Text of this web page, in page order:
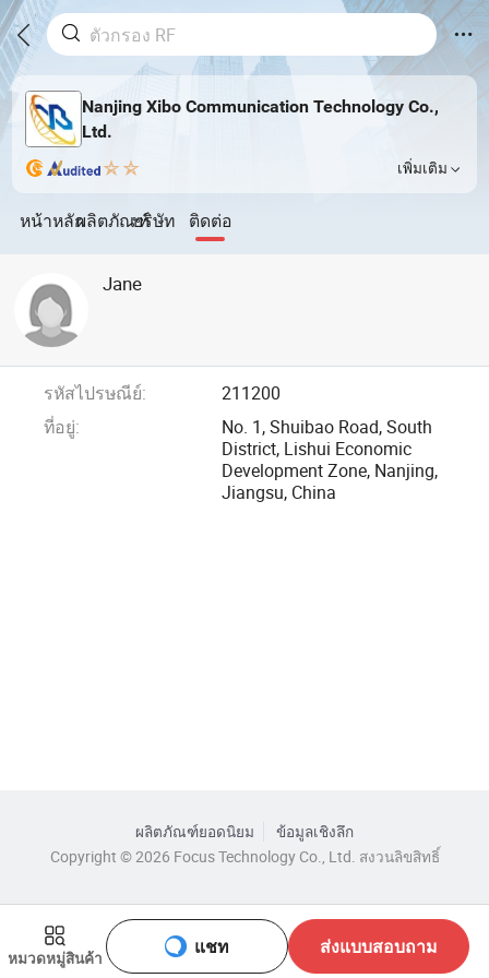
Nanjing Xibo Communication Technology Co.,
Ltd.
เพิ่มเติม
หน้าหลักผลิตภัณฑ์บริษัท ติดต่อ
หมวดหมู่สินค้า
แชท ส่งแบบสอบถาม
Jane
รหัสไปรษณีย์:
211200
ที่อยู่:
No. 1, Shuibao Road, South
District, Lishui Economic
Development Zone, Nanjing,
Jiangsu, China
ผลิตภัณฑ์ยอดนิยม
ข้อมูลเชิงลึก
Copyright © 2026 Focus Technology Co., Ltd. สงวนลิขสิทธิ์